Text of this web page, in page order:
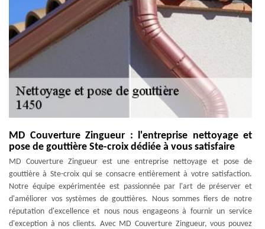
MD Couverture Zingueur : l'entreprise nettoyage et
pose de gouttière Ste-croix dédiée à vous satisfaire
MD Couverture Zingueur est une entreprise nettoyage et pose de
gouttière à Ste-croix qui se consacre entièrement à votre satisfaction.
Notre équipe expérimentée est passionnée par l'art de préserver et
d'améliorer vos systèmes de gouttières. Nous sommes fiers de notre
réputation d'excellence et nous nous engageons à fournir un service
d'exception à nos clients. Avec MD Couverture Zingueur, vous pouvez